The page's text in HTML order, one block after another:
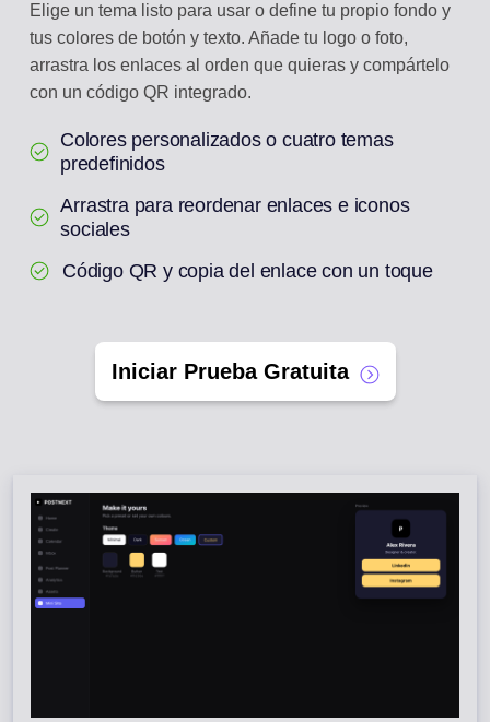
Elige un tema listo para usar o define tu propio fondo y
tus colores de botón y texto. Añade tu logo o foto,
arrastra los enlaces al orden que quieras y compártelo
con un código QR integrado.
Colores personalizados o cuatro temas
predefinidos
Arrastra para reordenar enlaces e iconos
sociales
Código QR y copia del enlace con un toque
Iniciar Prueba Gratuita